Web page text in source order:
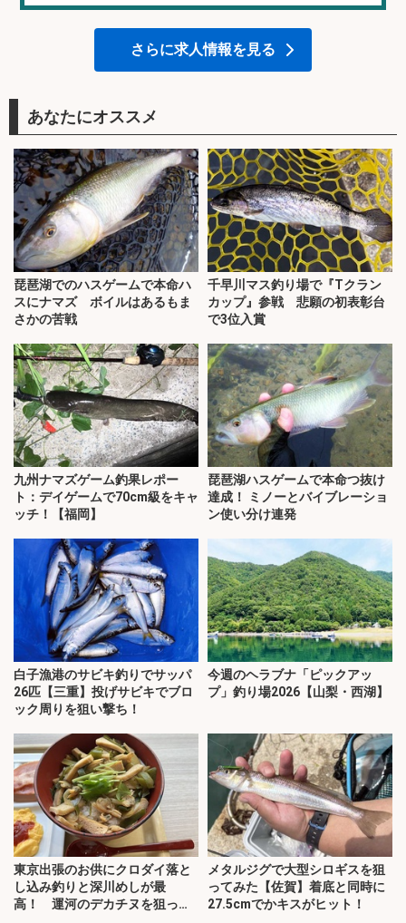
さらに求人情報を見る
あなたにオススメ
琵琶湖でのハスゲームで本命ハ
スにナマズ ボイルはあるもま
さかの苦戦
千早川マス釣り場で『Tクラン
カップ』参戦 悲願の初表彰台
で3位入賞
九州ナマズゲーム釣果レポー
ト：デイゲームで70cm級をキャ
ッチ！【福岡】
琵琶湖ハスゲームで本命つ抜け
達成！ ミノーとバイブレーショ
ン使い分け連発
白子漁港のサビキ釣りでサッパ
26匹【三重】投げサビキでブロ
ック周りを狙い撃ち！
今週のヘラブナ「ピックアッ
プ」釣り場2026【山梨・西湖】
東京出張のお供にクロダイ落と
し込み釣りと深川めしが最
高！ 運河のデカチヌを狙って
メタルジグで大型シロギスを狙
ってみた【佐賀】着底と同時に
27.5cmでかキスがヒット！